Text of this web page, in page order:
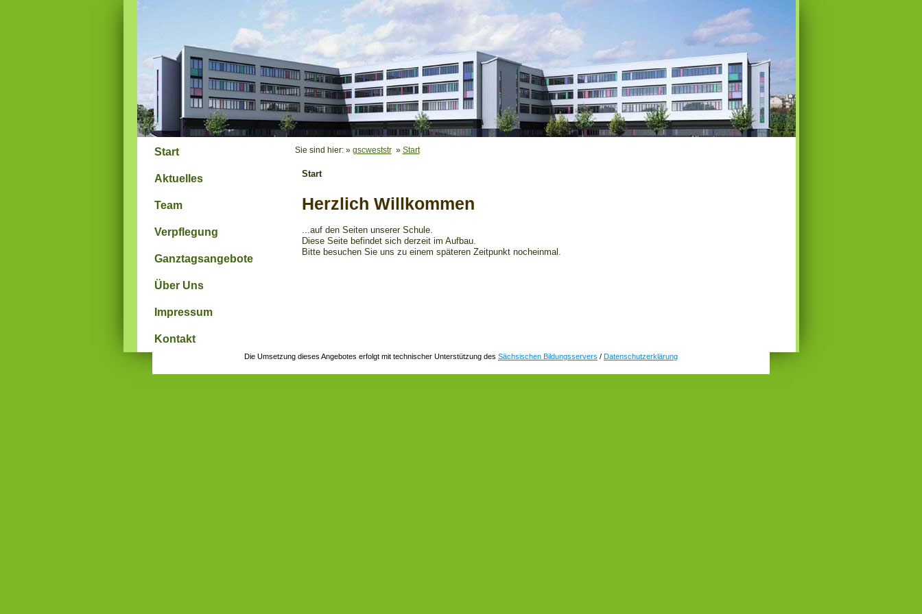
Start
Aktuelles
Team
Verpflegung
Ganztagsangebote
Über Uns
Impressum
Kontakt
Sie sind hier: » gscweststr» Start
Start
Herzlich Willkommen
...auf den Seiten unserer Schule.
Diese Seite befindet sich derzeit im Aufbau.
Bitte besuchen Sie uns zu einem späteren Zeitpunkt nocheinmal.
Die Umsetzung dieses Angebotes erfolgt mit technischer Unterstützung des Sächsischen Bildungsservers / Datenschutzerklärung